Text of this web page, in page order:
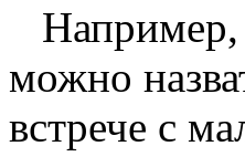
Например,
можно
встрече с